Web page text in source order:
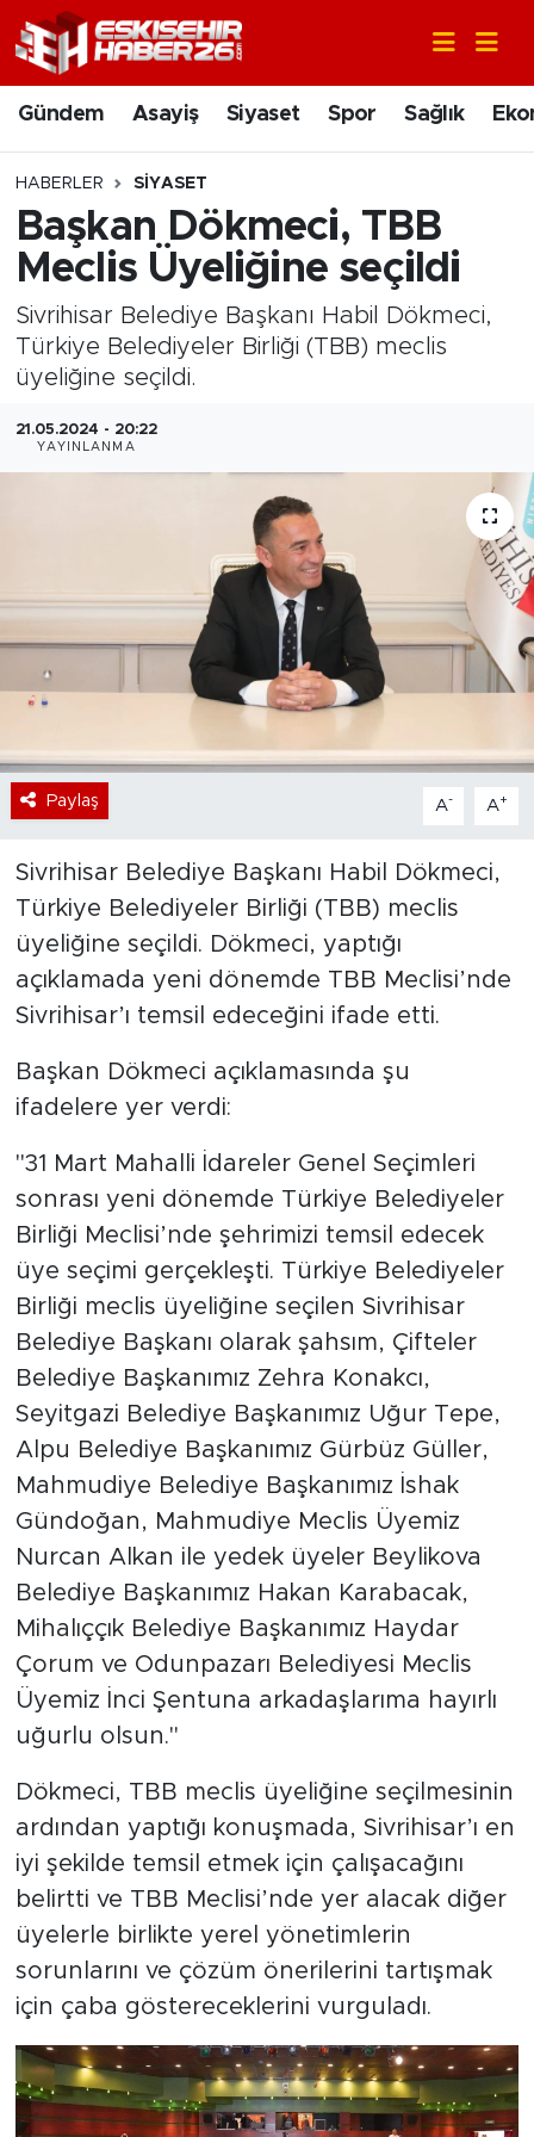
Gündem Asayiş Siyaset Spor Sağlık
HABERLER SIYASET
Başkan Dökmeci, TBB
Meclis Üyeliğine seçildi
Sivrihisar Belediye Başkanı Habil Dökmeci,
Türkiye Belediyeler Birliği (TBB) meclis
üyeliğine seçildi.
21.05.2024 - 20:22
YAYINLANMA
Paylaş A- A+
Sivrihisar Belediye Başkanı Habil Dökmeci,
Türkiye Belediyeler Birliği (TBB) meclis
üyeliğine seçildi. Dökmeci, yaptığı
açıklamada yeni dönemde TBB Meclisi’nde
Sivrihisar’ı temsil edeceğini ifade etti.
Başkan Dökmeci açıklamasında şu
ifadelere yer verdi:
"31 Mart Mahalli İdareler Genel Seçimleri
sonrası yeni dönemde Türkiye Belediyeler
Birliği Meclisi’nde şehrimizi temsil edecek
üye seçimi gerçekleşti. Türkiye Belediyeler
Birliği meclis üyeliğine seçilen Sivrihisar
Belediye Başkanı olarak şahsım, Çifteler
Belediye Başkanımız Zehra Konakcı,
Seyitgazi Belediye Başkanımız Uğur Tepe,
Alpu Belediye Başkanımız Gürbüz Güller,
Mahmudiye Belediye Başkanımız İshak
Gündoğan, Mahmudiye Meclis Üyemiz
Nurcan Alkan ile yedek üyeler Beylikova
Belediye Başkanımız Hakan Karabacak,
Mihalıççık Belediye Başkanımız Haydar
Çorum ve Odunpazarı Belediyesi Meclis
Üyemiz İnci Şentuna arkadaşlarıma hayırlı
uğurlu olsun."
Dökmeci, TBB meclis üyeliğine seçilmesinin
ardından yaptığı konuşmada, Sivrihisar’ı en
iyi şekilde temsil etmek için çalışacağını
belirtti ve TBB Meclisi’nde yer alacak diğer
üyelerle birlikte yerel yönetimlerin
sorunlarını ve çözüm önerilerini tartışmak
için çaba göstereceklerini vurguladı.
Gündem
Asayiş
Siyaset
Spor
Sağlık
Ekonomi
Eğitim
Teknoloji
Magazin
Dünya
Sektör
Nöbetçi Eczaneler
Hava Durumu
Trafik Durumu
Süper Lig Puan Durumu ve Fikstür
Tüm Manşetler
Son Dakika Haberleri
Haber Arşivi